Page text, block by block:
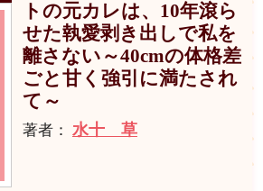
トの元カレは、10年滾ら
せた執愛剥き出しで私を
離さない～40cmの体格差
ごと甘く強引に満たされ
て～
著者： 水十 草